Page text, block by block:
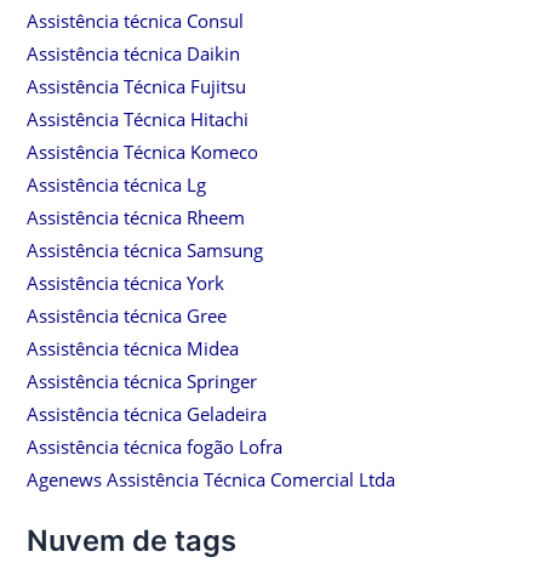
Assistência técnica Consul
Assistência técnica Daikin
Assistência Técnica Fujitsu
Assistência Técnica Hitachi
Assistência Técnica Komeco
Assistência técnica Lg
Assistência técnica Rheem
Assistência técnica Samsung
Assistência técnica York
Assistência técnica Gree
Assistência técnica Midea
Assistência técnica Springer
Assistência técnica Geladeira
Assistência técnica fogão Lofra
Agenews Assistência Técnica Comercial Ltda
Nuvem de tags